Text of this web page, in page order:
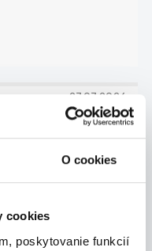
O cookies
cookies
poskytovanie funkcií
27.07.2026
s
z domova